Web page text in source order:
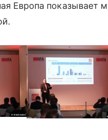
Европа показывает